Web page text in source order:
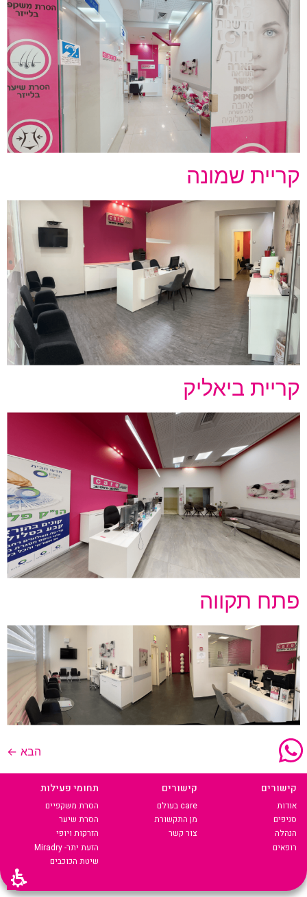
קריית שמונה
קריית ביאליק
פתח תקווה
הבא ←
קישורים
אודות
סניפים
הנהלה
רופאים
קישורים
care בעולם
מן התקשורת
צור קשר
תחומי פעילות
הסרת משקפיים
הסרת שיער
הזרקות ויופי
הזעת יתר- Miradry
שיטת הכוכבים